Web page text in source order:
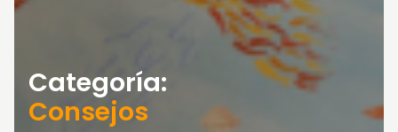
Categoría:
Consejos